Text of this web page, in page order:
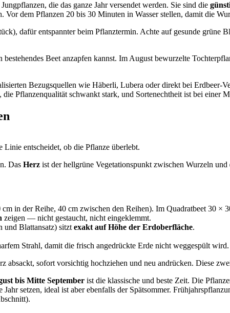
die das ganze Jahr versendet werden. Sie sind die
dem Pflanzen 20 bis 30 Minuten in Wasser stellen, damit die
dafür entspannter beim Pflanztermin. Achte auf gesunde grüne
Beet anzapfen kannst. Im August bewurzelte
Bezugsquellen wie Häberli, Lubera oder direkt bei Erdbeer-
Pflanzenqualität schwankt stark, und Sortenechtheit ist bei einer
entscheidet, ob die Pflanze überlebt.
Das Herz ist der hellgrüne Vegetationspunkt zwischen Wurzeln
in der Reihe, 40 cm zwischen den Reihen). Im Quadratbeet 30 ×
zeigen — nicht gestaucht, nicht eingeklemmt.
und Blattansatz) sitzt exakt auf Höhe der Erdoberfläche.
Strahl, damit die frisch angedrückte Erde nicht weggespült wird.
absackt, sofort vorsichtig hochziehen und neu andrücken. Diese
bis Mitte September ist die klassische und beste Zeit. Die
Jahr setzen, ideal ist aber ebenfalls der Spätsommer.